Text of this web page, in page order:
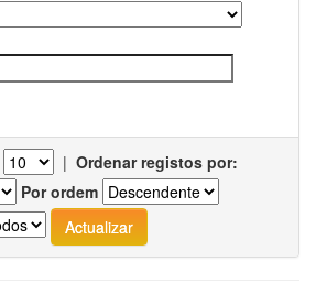
| Ordenar registos por:
Por ordem